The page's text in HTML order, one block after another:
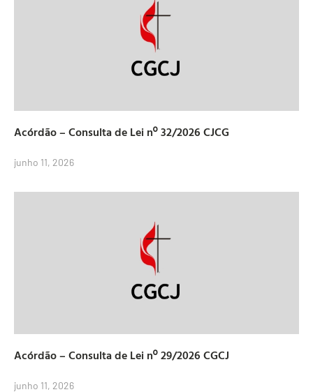
Acórdão – Consulta de Lei nº 32/2026 CJCG
junho 11, 2026
Acórdão – Consulta de Lei nº 29/2026 CGCJ
junho 11, 2026